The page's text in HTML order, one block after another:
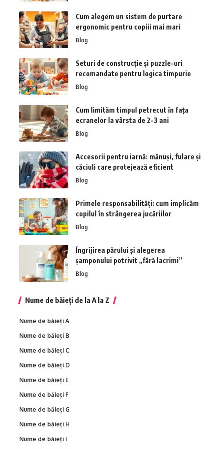
Cum alegem un sistem de purtare
ergonomic pentru copiii mai mari
Blog
Seturi de construcție și puzzle-uri
recomandate pentru logica timpurie
Blog
Cum limităm timpul petrecut în fața
ecranelor la vârsta de 2-3 ani
Blog
Accesorii pentru iarnă: mănuși, fulare și
căciuli care protejează eficient
Blog
Primele responsabilități: cum implicăm
copilul în strângerea jucăriilor
Blog
Îngrijirea părului și alegerea
șamponului potrivit „fără lacrimi”
Blog
Nume de băieți de la A la Z
Nume de băieți A
Nume de băieți B
Nume de băieți C
Nume de băieți D
Nume de băieți E
Nume de băieți F
Nume de băieți G
Nume de băieți H
Nume de băieți I